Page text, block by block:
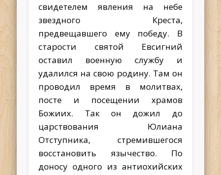
свидетелем явления на небе
звездного Креста,
предвещавшего ему победу. В
старости святой Евсигний
оставил военную службу и
удалился на свою родину. Там он
проводил время в молитвах,
посте и посещении храмов
Божиих. Так он дожил до
царствования Юлиана
Отступника, стремившегося
восстановить язычество. По
доносу одного из антиохийских